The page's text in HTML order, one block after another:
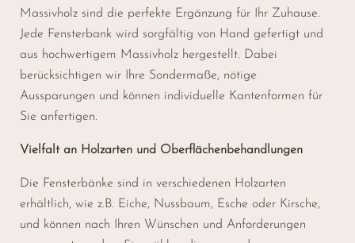
Massivholz sind die perfekte Ergänzung für Ihr Zuhause.
Jede Fensterbank wird sorgfältig von Hand gefertigt und
aus hochwertigem Massivholz hergestellt. Dabei
berücksichtigen wir Ihre Sondermaße, nötige
Aussparungen und können individuelle Kantenformen für
Sie anfertigen.
Vielfalt an Holzarten und Oberflächenbehandlungen
Die Fensterbänke sind in verschiedenen Holzarten
erhältlich, wie z.B. Eiche, Nussbaum, Esche oder Kirsche,
und können nach Ihren Wünschen und Anforderungen